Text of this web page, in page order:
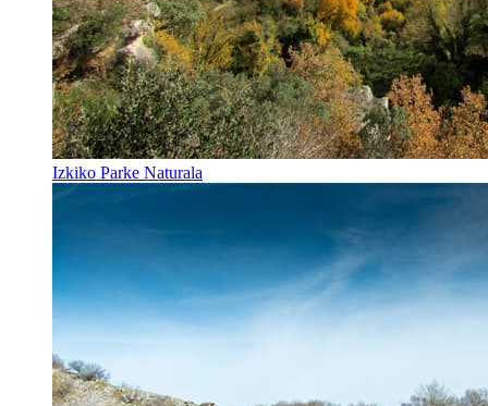
Izkiko Parke Naturala